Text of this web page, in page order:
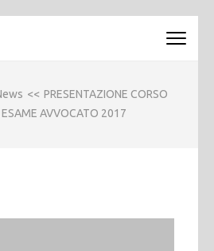
<< PRESENTAZIONE CORSO
ESAME AVVOCATO 2017